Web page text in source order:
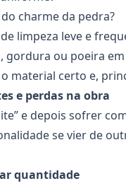
charme da pedra?
limpeza leve e
gordura ou poeira em
material certo e,
e perdas na obra
e depois sofrer
se vier de
quantidade